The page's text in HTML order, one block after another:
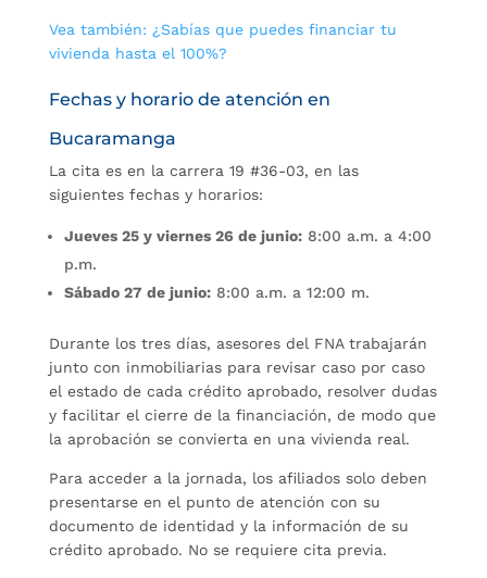
Vea también: ¿Sabías que puedes financiar tu
vivienda hasta el 100%?
Fechas y horario de atención en
Bucaramanga
La cita es en la carrera 19 #36-03, en las
siguientes fechas y horarios:
Jueves 25 y viernes 26 de junio:8:00 a.m. a 4:00
p.m.
Sábado 27 de junio:8:00 a.m. a 12:00 m.
Durante los tres días, asesores del FNA trabajarán
junto con inmobiliarias para revisar caso por caso
el estado de cada crédito aprobado, resolver dudas
y facilitar el cierre de la financiación, de modo que
la aprobación se convierta en una vivienda real.
Para acceder a la jornada, los afiliados solo deben
presentarse en el punto de atención con su
documento de identidad y la información de su
crédito aprobado. No se requiere cita previa.